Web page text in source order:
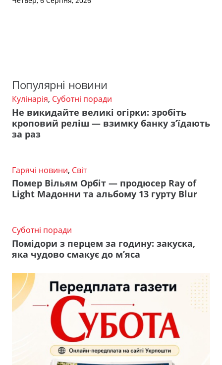
Популярні новини
Кулінарія, Суботні поради
Не викидайте великі огірки: зробіть
кроповий реліш — взимку банку з’їдають
за раз
Гарячі новини, Світ
Помер Вільям Орбіт — продюсер Ray of
Light Мадонни та альбому 13 гурту Blur
Суботні поради
Помідори з перцем за годину: закуска,
яка чудово смакує до м’яса